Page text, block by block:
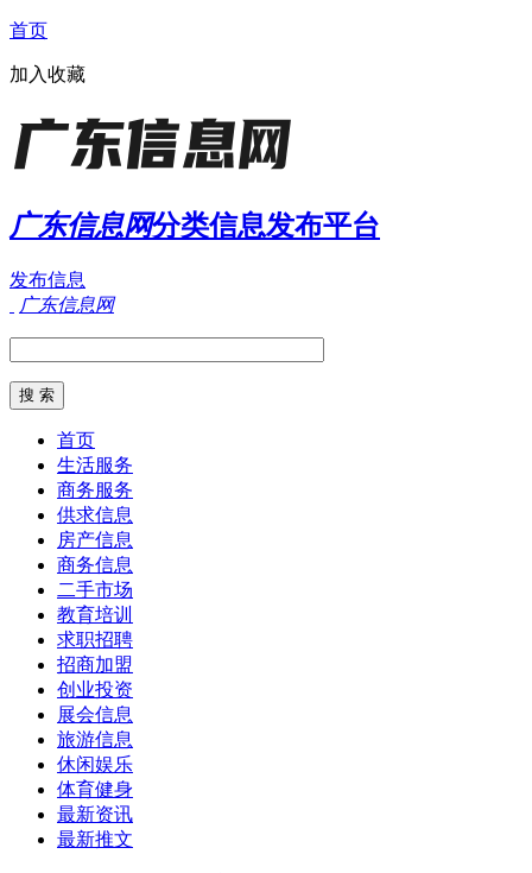
首页
加入收藏
广东信息网分类信息发布平台
发布信息
广东信息网
首页
生活服务
商务服务
供求信息
房产信息
商务信息
二手市场
教育培训
求职招聘
招商加盟
创业投资
展会信息
旅游信息
休闲娱乐
体育健身
最新资讯
最新推文